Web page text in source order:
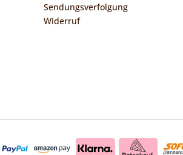
Sendungsverfolgung
Widerruf